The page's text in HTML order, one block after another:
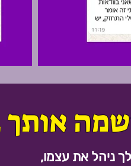
אותך
ניהל את עצמו,